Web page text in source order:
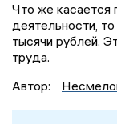
Что же касается
деятельности,
тысячи рублей.
труда.
Автор: